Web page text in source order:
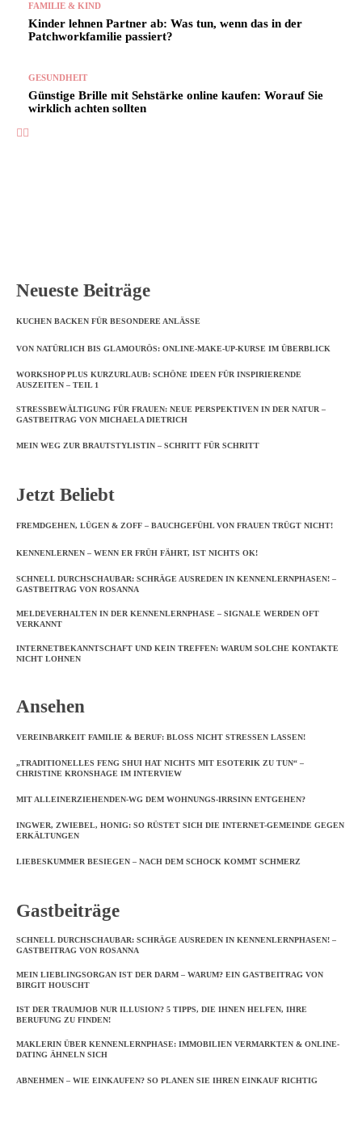
FAMILIE & KIND
Kinder lehnen Partner ab: Was tun, wenn das in der
Patchworkfamilie passiert?
GESUNDHEIT
Günstige Brille mit Sehstärke online kaufen: Worauf Sie
wirklich achten sollten
Neueste Beiträge
KUCHEN BACKEN FÜR BESONDERE ANLÄSSE
VON NATÜRLICH BIS GLAMOURÖS: ONLINE-MAKE-UP-KURSE IM ÜBERBLICK
WORKSHOP PLUS KURZURLAUB: SCHÖNE IDEEN FÜR INSPIRIERENDE
AUSZEITEN – TEIL 1
STRESSBEWÄLTIGUNG FÜR FRAUEN: NEUE PERSPEKTIVEN IN DER NATUR –
GASTBEITRAG VON MICHAELA DIETRICH
MEIN WEG ZUR BRAUTSTYLISTIN – SCHRITT FÜR SCHRITT
Jetzt Beliebt
FREMDGEHEN, LÜGEN & ZOFF – BAUCHGEFÜHL VON FRAUEN TRÜGT NICHT!
KENNENLERNEN – WENN ER FRÜH FÄHRT, IST NICHTS OK!
SCHNELL DURCHSCHAUBAR: SCHRÄGE AUSREDEN IN KENNENLERNPHASEN! –
GASTBEITRAG VON ROSANNA
MELDEVERHALTEN IN DER KENNENLERNPHASE – SIGNALE WERDEN OFT
VERKANNT
INTERNETBEKANNTSCHAFT UND KEIN TREFFEN: WARUM SOLCHE KONTAKTE
NICHT LOHNEN
Ansehen
VEREINBARKEIT FAMILIE & BERUF: BLOSS NICHT STRESSEN LASSEN!
„TRADITIONELLES FENG SHUI HAT NICHTS MIT ESOTERIK ZU TUN“ –
CHRISTINE KRONSHAGE IM INTERVIEW
MIT ALLEINERZIEHENDEN-WG DEM WOHNUNGS-IRRSINN ENTGEHEN?
INGWER, ZWIEBEL, HONIG: SO RÜSTET SICH DIE INTERNET-GEMEINDE GEGEN
ERKÄLTUNGEN
LIEBESKUMMER BESIEGEN – NACH DEM SCHOCK KOMMT SCHMERZ
Gastbeiträge
SCHNELL DURCHSCHAUBAR: SCHRÄGE AUSREDEN IN KENNENLERNPHASEN! –
GASTBEITRAG VON ROSANNA
MEIN LIEBLINGSORGAN IST DER DARM – WARUM? EIN GASTBEITRAG VON
BIRGIT HOUSCHT
IST DER TRAUMJOB NUR ILLUSION? 5 TIPPS, DIE IHNEN HELFEN, IHRE
BERUFUNG ZU FINDEN!
MAKLERIN ÜBER KENNENLERNPHASE: IMMOBILIEN VERMARKTEN & ONLINE-
DATING ÄHNELN SICH
ABNEHMEN – WIE EINKAUFEN? SO PLANEN SIE IHREN EINKAUF RICHTIG